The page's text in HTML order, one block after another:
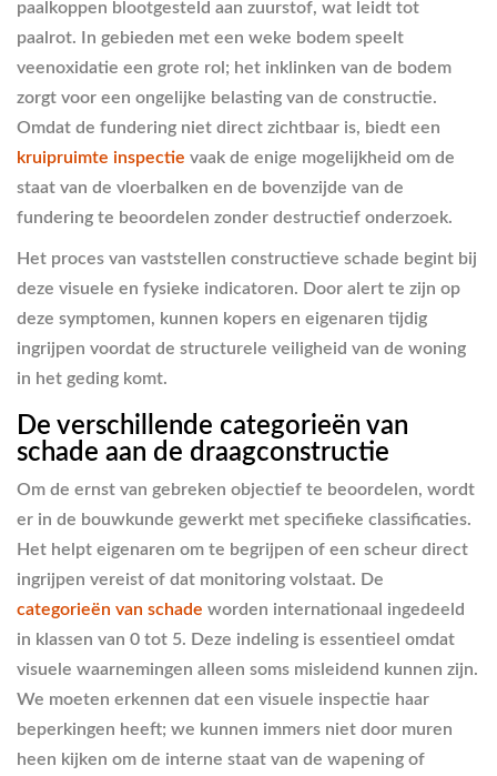
paalkoppen blootgesteld aan zuurstof, wat leidt tot
paalrot. In gebieden met een weke bodem speelt
veenoxidatie een grote rol; het inklinken van de bodem
zorgt voor een ongelijke belasting van de constructie.
Omdat de fundering niet direct zichtbaar is, biedt een
kruipruimte inspectie vaak de enige mogelijkheid om de
staat van de vloerbalken en de bovenzijde van de
fundering te beoordelen zonder destructief onderzoek.
Het proces van vaststellen constructieve schade begint bij
deze visuele en fysieke indicatoren. Door alert te zijn op
deze symptomen, kunnen kopers en eigenaren tijdig
ingrijpen voordat de structurele veiligheid van de woning
in het geding komt.
De verschillende categorieën van
schade aan de draagconstructie
Om de ernst van gebreken objectief te beoordelen, wordt
er in de bouwkunde gewerkt met specifieke classificaties.
Het helpt eigenaren om te begrijpen of een scheur direct
ingrijpen vereist of dat monitoring volstaat. De
categorieën van schade worden internationaal ingedeeld
in klassen van 0 tot 5. Deze indeling is essentieel omdat
visuele waarnemingen alleen soms misleidend kunnen zijn.
We moeten erkennen dat een visuele inspectie haar
beperkingen heeft; we kunnen immers niet door muren
heen kijken om de interne staat van de wapening of